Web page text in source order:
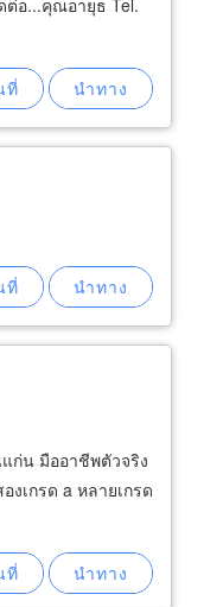
ก่น มืออาชีพตัวจริง
เกรด a หลายเกรด